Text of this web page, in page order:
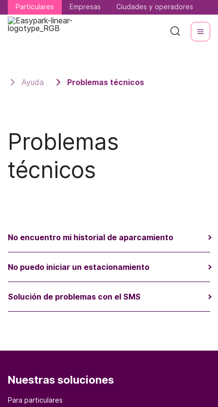
Particulares Empresas Ciudades y operadores
Particulares Empresas Ciudades y operadores
Ayuda Problemas técnicos
Problemas
técnicos
No encuentro mi historial de aparcamiento
No puedo iniciar un estacionamiento
Solución de problemas con el SMS
Nuestras soluciones
Para particulares